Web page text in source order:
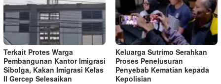
Terkait Protes Warga
Pembangunan Kantor Imigrasi
Sibolga, Kakan Imigrasi Kelas
II Gercep Selesaikan
Keluarga Sutrimo Serahkan
Proses Penelusuran
Penyebab Kematian kepada
Kepolisian